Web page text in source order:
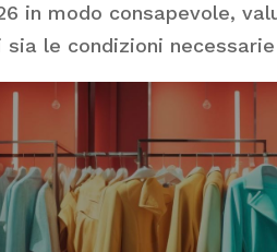
in modo consapevole,
le condizioni